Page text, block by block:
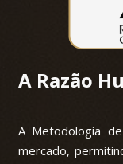
A Razão
A Metodologia
mercado,